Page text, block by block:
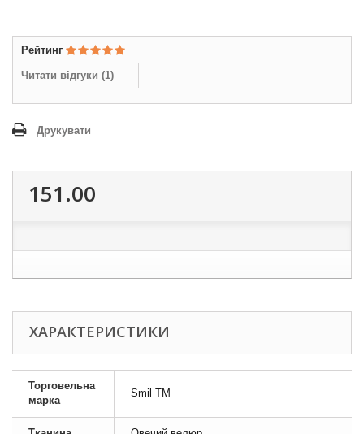
Рейтинг
Читати відгуки (1)
Друкувати
151.00
ХАРАКТЕРИСТИКИ
Торговельна
марка
Smil TM